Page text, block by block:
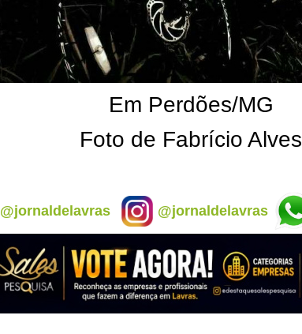
Em Perdões/MG
Foto de Fabrício Alves
@jornaldelavras @jornaldelavras